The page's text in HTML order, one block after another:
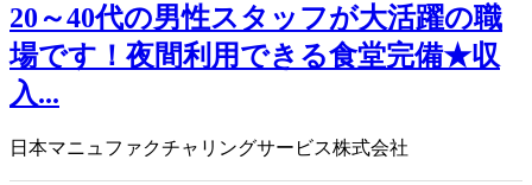
20～40代の男性スタッフが大活躍の職
場です！夜間利用できる食堂完備★収
入...
日本マニュファクチャリングサービス株式会社